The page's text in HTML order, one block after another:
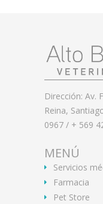
Dirección: Av.
Reina,
0967 / + 569
MENÚ
Servicios
Farmacia
Pet Store